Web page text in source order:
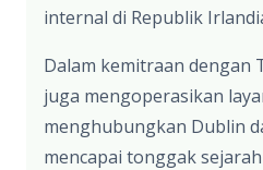
internal di Republik
Dalam kemitraan dengan
juga mengoperasikan
menghubungkan Dublin
mencapai tonggak